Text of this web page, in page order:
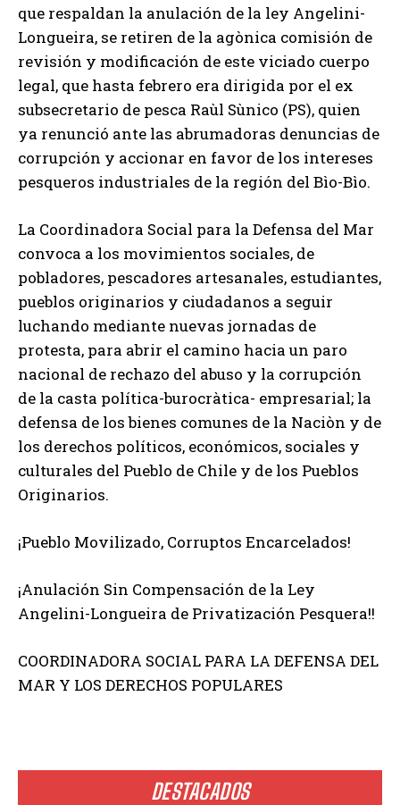
DESTACADOS
que respaldan la anulación de la ley Angelini-
Longueira, se retiren de la agònica comisión de
revisión y modificación de este viciado cuerpo
legal, que hasta febrero era dirigida por el ex
subsecretario de pesca Raùl Sùnico (PS), quien
ya renunció ante las abrumadoras denuncias de
corrupción y accionar en favor de los intereses
pesqueros industriales de la región del Bìo-Bìo.
La Coordinadora Social para la Defensa del Mar
convoca a los movimientos sociales, de
pobladores, pescadores artesanales, estudiantes,
pueblos originarios y ciudadanos a seguir
luchando mediante nuevas jornadas de
protesta, para abrir el camino hacia un paro
nacional de rechazo del abuso y la corrupción
de la casta política-burocràtica- empresarial; la
defensa de los bienes comunes de la Naciòn y de
los derechos políticos, económicos, sociales y
culturales del Pueblo de Chile y de los Pueblos
Originarios.
¡Pueblo Movilizado, Corruptos Encarcelados!
¡Anulación Sin Compensación de la Ley
Angelini-Longueira de Privatización Pesquera!!
COORDINADORA SOCIAL PARA LA DEFENSA DEL
MAR Y LOS DERECHOS POPULARES